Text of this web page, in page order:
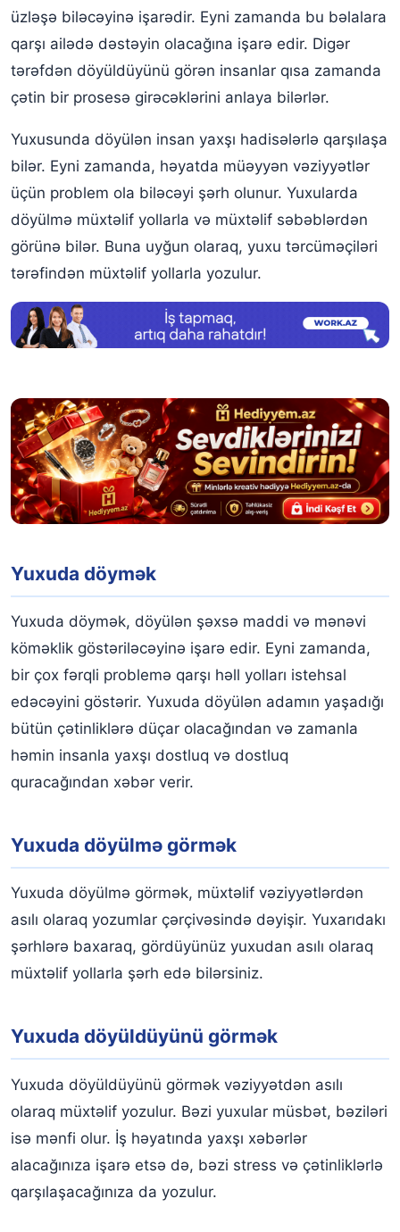
Yuxuda həyat yoldaşınız tərəfindən döyüldüyünü görmək
Yuxuda əri tərəfindən döyüldüyünü görmək
üzləşə biləcəyinə işarədir. Eyni zamanda bu bəlalara
qarşı ailədə dəstəyin olacağına işarə edir. Digər
tərəfdən döyüldüyünü görən insanlar qısa zamanda
çətin bir prosesə girəcəklərini anlaya bilərlər.
Yuxusunda döyülən insan yaxşı hadisələrlə qarşılaşa
bilər. Eyni zamanda, həyatda müəyyən vəziyyətlər
üçün problem ola biləcəyi şərh olunur. Yuxularda
döyülmə müxtəlif yollarla və müxtəlif səbəblərdən
görünə bilər. Buna uyğun olaraq, yuxu tərcüməçiləri
tərəfindən müxtəlif yollarla yozulur.
Yuxuda döymək
Yuxuda döymək, döyülən şəxsə maddi və mənəvi
köməklik göstəriləcəyinə işarə edir. Eyni zamanda,
bir çox fərqli problemə qarşı həll yolları istehsal
edəcəyini göstərir. Yuxuda döyülən adamın yaşadığı
bütün çətinliklərə düçar olacağından və zamanla
həmin insanla yaxşı dostluq və dostluq
quracağından xəbər verir.
Yuxuda döyülmə görmək
Yuxuda döyülmə görmək, müxtəlif vəziyyətlərdən
asılı olaraq yozumlar çərçivəsində dəyişir. Yuxarıdakı
şərhlərə baxaraq, gördüyünüz yuxudan asılı olaraq
müxtəlif yollarla şərh edə bilərsiniz.
Yuxuda döyüldüyünü görmək
Yuxuda döyüldüyünü görmək vəziyyətdən asılı
olaraq müxtəlif yozulur. Bəzi yuxular müsbət, bəziləri
isə mənfi olur. İş həyatında yaxşı xəbərlər
alacağınıza işarə etsə də, bəzi stress və çətinliklərlə
qarşılaşacağınıza da yozulur.